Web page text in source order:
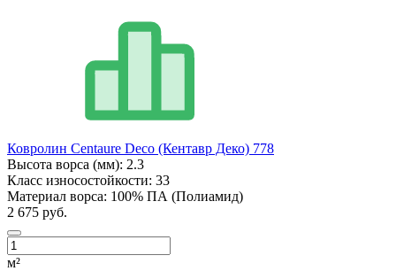
Ковролин Centaure Deco (Кентавр Деко) 778
Высота ворса (мм): 2.3
Класс износостойкости: 33
Материал ворса: 100% ПА (Полиамид)
2 675 руб.
м²